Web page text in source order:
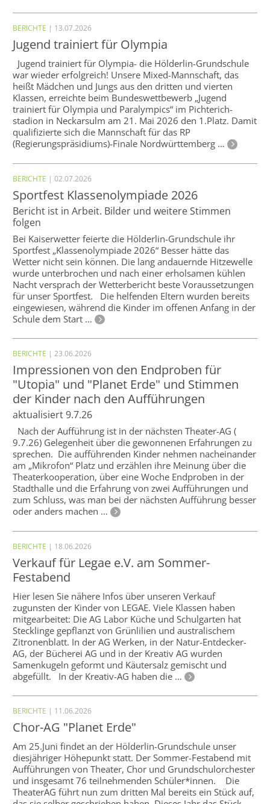
BERICHTE | 13.07.2026
Jugend trainiert für Olympia
Jugend trainiert für Olympia- die Hölderlin-Grundschule
war wieder erfolgreich! Unsere Mixed-Mannschaft, das
heißt Mädchen und Jungs aus den dritten und vierten
Klassen, erreichte beim Bundeswettbewerb „Jugend
trainiert für Olympia und Paralympics“ im Pichterich-
stadion in Neckarsulm am 21. Mai 2026 den 1.Platz. Damit
qualifizierte sich die Mannschaft für das RP
(Regierungspräsidiums)-Finale Nordwürttemberg …
BERICHTE | 02.07.2026
Sportfest Klassenolympiade 2026
Bericht ist in Arbeit. Bilder und weitere Stimmen
folgen
Bei Kaiserwetter feierte die Hölderlin-Grundschule ihr
Sportfest „Klassenolympiade 2026“ Besser hätte das
Wetter nicht sein können. Die lang andauernde Hitzewelle
wurde unterbrochen und nach einer erholsamen kühlen
Nacht versprach der Wetterbericht beste Voraussetzungen
für unser Sportfest. Die helfenden Eltern wurden bereits
eingewiesen, während die Kinder im offenen Anfang in der
Schule dem Start …
BERICHTE | 23.06.2026
Impressionen von den Endproben für
"Utopia" und "Planet Erde" und Stimmen
der Kinder nach den Aufführungen
aktualisiert 9.7.26
Nach der Aufführung ist in der nächsten Theater-AG (
9.7.26) Gelegenheit über die gewonnenen Erfahrungen zu
sprechen. Die aufführenden Kinder nehmen nacheinander
am „Mikrofon“ Platz und erzählen ihre Meinung über die
Theaterkooperation, über eine Woche Endproben in der
Stadthalle und die Erfahrung von zwei Aufführungen und
zum Schluss, was man bei der nächsten Aufführung besser
oder anders machen …
BERICHTE | 18.06.2026
Verkauf für Legae e.V. am Sommer-
Festabend
Hier lesen Sie nähere Infos über unseren Verkauf
zugunsten der Kinder von LEGAE. Viele Klassen haben
mitgearbeitet: Die AG Labor Küche und Schulgarten hat
Stecklinge gepflanzt von Grünlilien und australischem
Zitronenblatt. In der AG Werken, in der Natur-Entdecker-
AG, der Bücherei AG und in der Kreativ AG wurden
Samenkugeln geformt und Käutersalz gemischt und
abgefüllt. In der Kreativ-AG haben die …
BERICHTE | 11.06.2026
Chor-AG "Planet Erde"
Am 25.Juni findet an der Hölderlin-Grundschule unser
diesjähriger Höhepunkt statt. Der Sommer-Festabend mit
Aufführungen von Theater, Chor und Grundschulorchester
und insgesamt 76 teilnehmenden Schüler*innen. Die
TheaterAG führt nun zum dritten Mal bereits ein Stück auf,